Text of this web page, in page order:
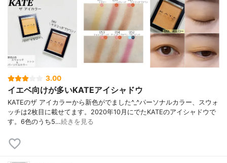
3.00
イエベ向けが多いKATEアイシャドウ
KATEのザ アイカラーから新色がでました^_^パーソナルカラー、スウォ
ッチは2枚目に載せてます。2020年10月にでたKATEのアイシャドウで
す。6色のうち5…続きを見る